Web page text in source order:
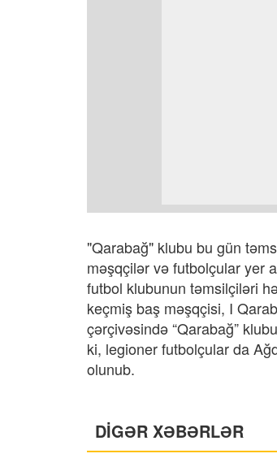
"Qarabağ" klubu bu gün
məşqçilər və futbolçular yer
futbol klubunun təmsilçiləri
keçmiş baş məşqçisi, I
çərçivəsində “Qarabağ”
ki, legioner futbolçular da
olunub.
DİGƏR XƏBƏRLƏR